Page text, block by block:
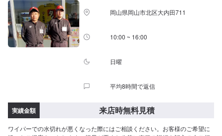
岡山県岡山市北区大内田711
10:00 ~ 16:00
日曜
平均8時間で返信
実績金額 来店時無料見積
ワイパーでの水切れが悪くなった際にはご相談ください。お客様のご希望に